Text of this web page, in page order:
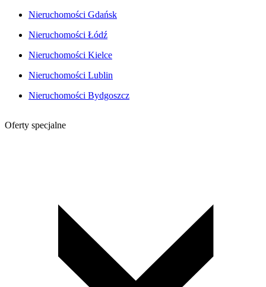
Nieruchomości Gdańsk
Nieruchomości Łódź
Nieruchomości Kielce
Nieruchomości Lublin
Nieruchomości Bydgoszcz
Oferty specjalne